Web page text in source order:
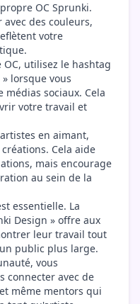
OC Sprunki.
des couleurs,
votre
OC, utilisez le hashtag
lorsque vous
sociaux. Cela
votre travail et
en aimant,
Cela aide
mais encourage
au sein de la
essentielle. La
Design » offre aux
leur travail tout
public plus large.
vous
connecter avec de
même mentors qui